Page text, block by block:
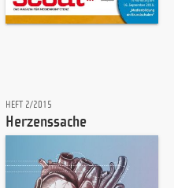
HEFT 2/2015
Herzenssache